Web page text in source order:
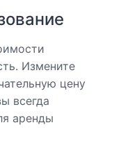
Измените
цену
всегда
аренды